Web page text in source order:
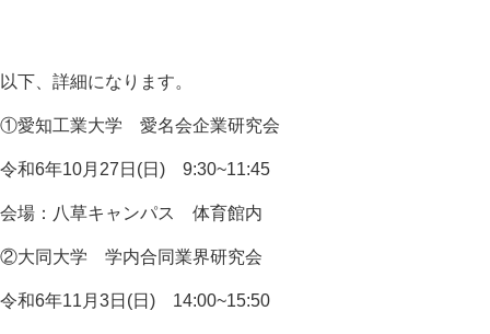
以下、詳細になります。
①愛知工業大学 愛名会企業研究会
令和6年10月27日(日) 9:30~11:45
会場：八草キャンパス 体育館内
②大同大学 学内合同業界研究会
令和6年11月3日(日) 14:00~15:50